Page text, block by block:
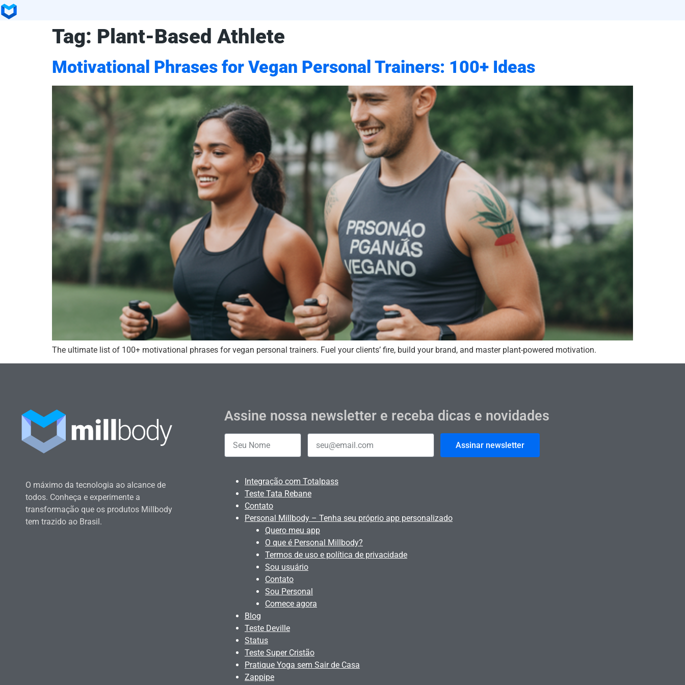
Tag: Plant-Based Athlete
Motivational Phrases for Vegan Personal Trainers: 100+ Ideas
The ultimate list of 100+ motivational phrases for vegan personal trainers. Fuel your clients’ fire, build your brand, and master plant-powered motivation.
O máximo da tecnologia ao alcance de
todos. Conheça e experimente a
transformação que os produtos Millbody
tem trazido ao Brasil.
Assine nossa newsletter e receba dicas e novidades
Assinar newsletter
Integração com Totalpass
Teste Tata Rebane
Contato
Personal Millbody – Tenha seu próprio app personalizado
Quero meu app
O que é Personal Millbody?
Termos de uso e política de privacidade
Sou usuário
Contato
Sou Personal
Comece agora
Blog
Teste Deville
Status
Teste Super Cristão
Pratique Yoga sem Sair de Casa
Zappipe